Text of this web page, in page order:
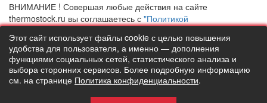
ВНИМАНИЕ ! Совершая любые действия на сайте
thermostock.ru вы соглашаетесь с "Политикой
покинуть данный сайт. Цены и информация представлена на
данном сайте в ознакомительных целях и не являются
публичной офертой ни при каких обстоятельствах!
ТермоСток - все для отопления и водоснабжения © 2026
Этот сайт использует файлы cookie с целью повышения
удобства для пользователя, а именно — дополнения
функциями социальных сетей, статистического анализа и
выбора сторонних сервисов. Более подробную информацию
см. на странице Политика конфиденциальности.